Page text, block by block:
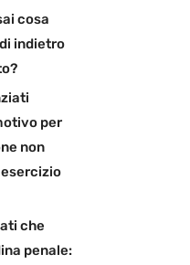
cosa
indietro
per
non
che
penale: